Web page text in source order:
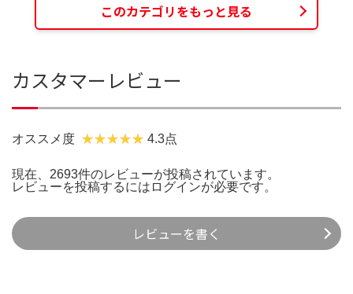
このカテゴリをもっと見る
カスタマーレビュー
オススメ度 4.3点
現在、2693件のレビューが投稿されています。
レビューを投稿するには ログインが必要です。
レビューを書く